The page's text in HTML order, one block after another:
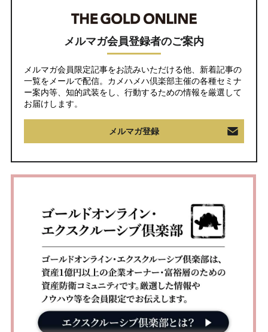
メルマガ会員登録者のご案内
メルマガ会員限定記事をお読みいただける他、新着記事の
一覧をメールで配信。カメハメハ倶楽部主催の各種セミナ
ー案内等、知的武装をし、行動するための情報を厳選して
お届けします。
メルマガ登録